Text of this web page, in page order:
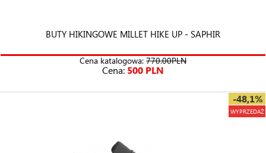
BUTY HIKINGOWE MILLET HIKE UP - SAPHIR
Cena katalogowa: 770.00PLN
Cena: 500 PLN
-48,1%
WYPRZEDAŻ